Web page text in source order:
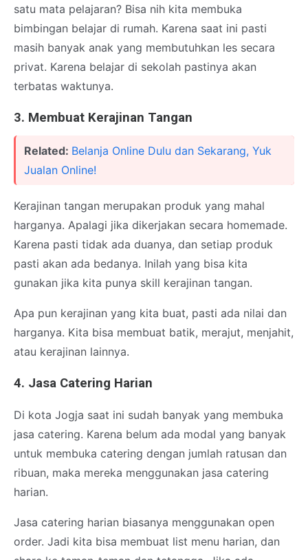
satu mata pelajaran? Bisa nih kita membuka
bimbingan belajar di rumah. Karena saat ini pasti
masih banyak anak yang membutuhkan les secara
privat. Karena belajar di sekolah pastinya akan
terbatas waktunya.
3. Membuat Kerajinan Tangan
Related: Belanja Online Dulu dan Sekarang, Yuk
Jualan Online!
Kerajinan tangan merupakan produk yang mahal
harganya. Apalagi jika dikerjakan secara homemade.
Karena pasti tidak ada duanya, dan setiap produk
pasti akan ada bedanya. Inilah yang bisa kita
gunakan jika kita punya skill kerajinan tangan.
Apa pun kerajinan yang kita buat, pasti ada nilai dan
harganya. Kita bisa membuat batik, merajut, menjahit,
atau kerajinan lainnya.
4. Jasa Catering Harian
Di kota Jogja saat ini sudah banyak yang membuka
jasa catering. Karena belum ada modal yang banyak
untuk membuka catering dengan jumlah ratusan dan
ribuan, maka mereka menggunakan jasa catering
harian.
Jasa catering harian biasanya menggunakan open
order. Jadi kita bisa membuat list menu harian, dan